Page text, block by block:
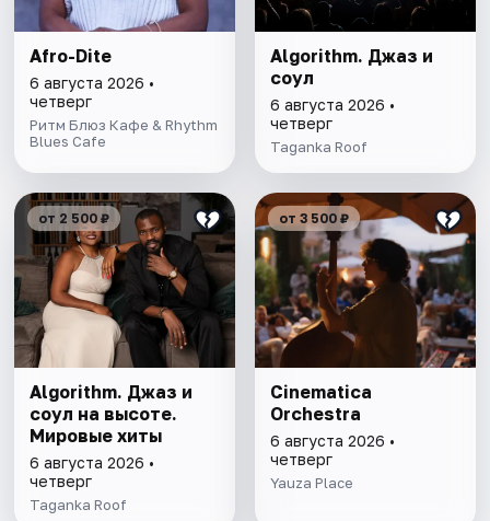
Afro-Dite
6 августа 2026 •
четверг
Ритм Блюз Кафе & Rhythm
Blues Cafe
Algorithm. Джаз и
соул
6 августа 2026 •
четверг
Taganka Roof
от 2 500 ₽
Algorithm. Джаз и
соул на высоте.
Мировые хиты
6 августа 2026 •
четверг
Taganka Roof
от 3 500 ₽
Cinematica
Orchestra
6 августа 2026 •
четверг
Yauza Place